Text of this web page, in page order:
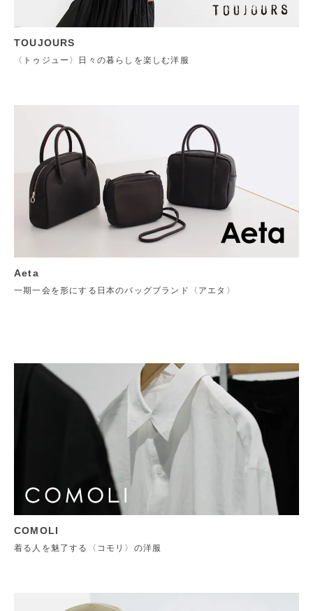
TOUJOURS
〈トゥジュー〉日々の暮らしを楽しむ洋服
Aeta
一期一会を形にする日本のバッグブランド〈アエタ〉
COMOLI
着る人を魅了する〈コモリ〉の洋服